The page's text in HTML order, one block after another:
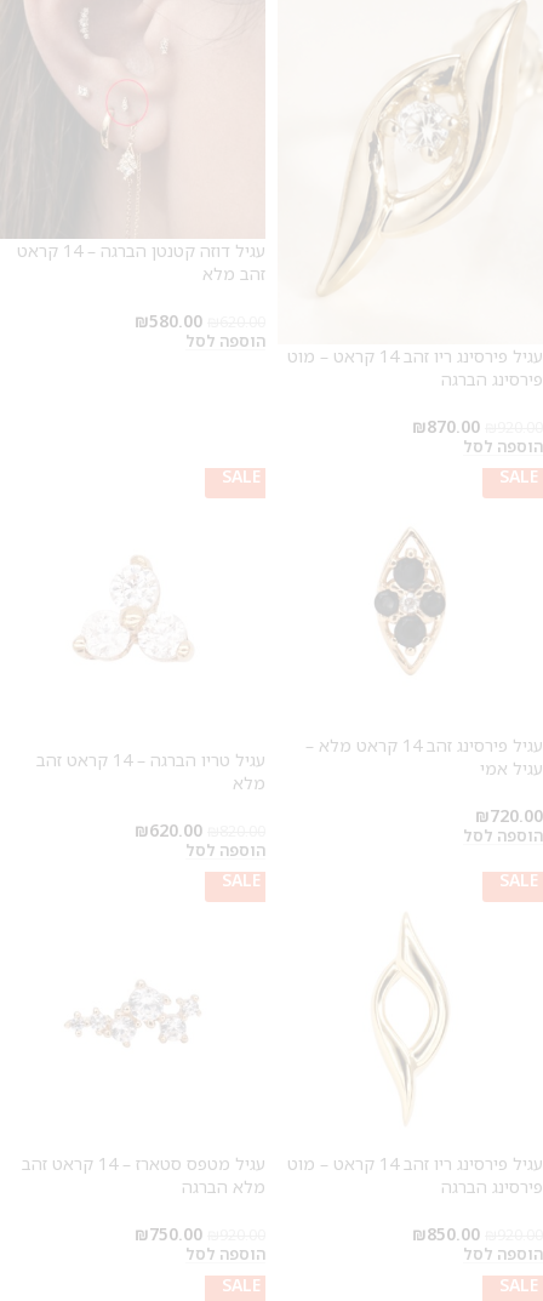
עגיל פירסינג ריו זהב 14 קראט – מוט
פירסינג הברגה
₪870.00
הוספה לסל
עגיל דוזה קטנטן הברגה – 14 קראט
זהב מלא
₪580.00
הוספה לסל
SALE
עגיל פירסינג זהב 14 קראט מלא –
עגיל אמי
₪720.00
הוספה לסל
SALE
SALE
עגיל טריו הברגה – 14 קראט זהב
מלא
₪620.00
הוספה לסל
SALE
SALE
עגיל פירסינג ריו זהב 14 קראט – מוט
פירסינג הברגה
₪850.00
הוספה לסל
SALE
SALE
עגיל מטפס סטארז – 14 קראט זהב
מלא הברגה
₪750.00
הוספה לסל
SALE
SALE
SALE